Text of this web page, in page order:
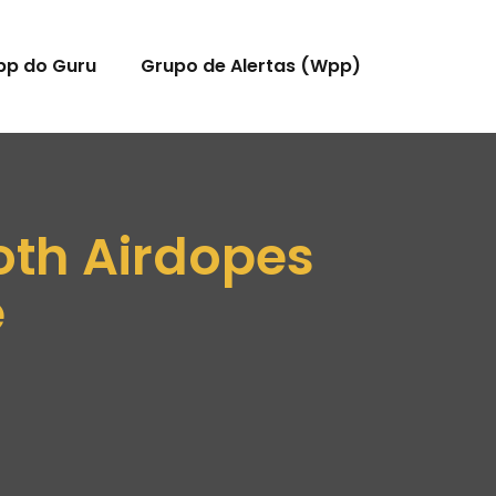
do Guru Grupo de Alertas (Wpp)
Airdopes